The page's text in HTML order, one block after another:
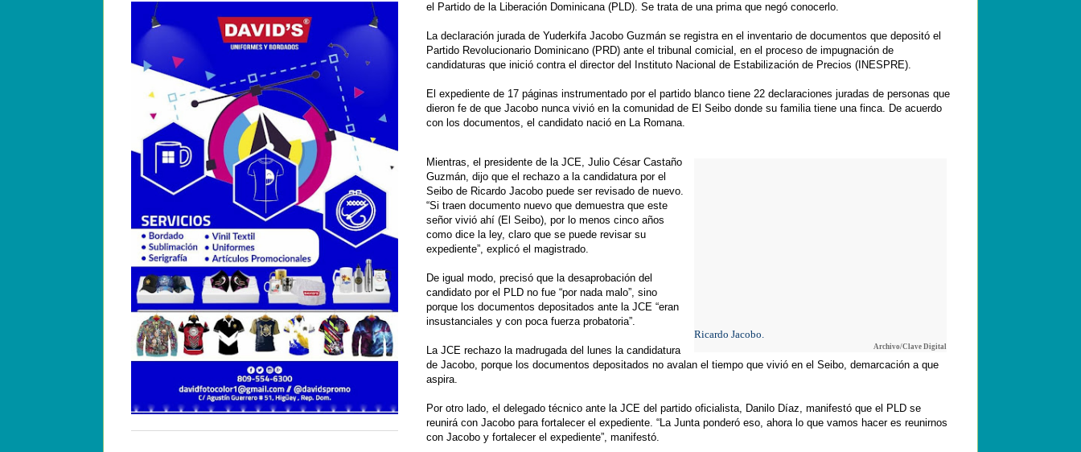
el Partido de la Liberación Dominicana (PLD). Se trata de una prima que negó conocerlo.
La declaración jurada de Yuderkifa Jacobo Guzmán se registra en el inventario de documentos que depositó el
Partido Revolucionario Dominicano (PRD) ante el tribunal comicial, en el proceso de impugnación de
candidaturas que inició contra el director del Instituto Nacional de Estabilización de Precios (INESPRE).
El expediente de 17 páginas instrumentado por el partido blanco tiene 22 declaraciones juradas de personas que
dieron fe de que Jacobo nunca vivió en la comunidad de El Seibo donde su familia tiene una finca. De acuerdo
con los documentos, el candidato nació en La Romana.
Ricardo Jacobo.
Archivo/Clave Digital
Mientras, el presidente de la JCE, Julio César Castaño
Guzmán, dijo que el rechazo a la candidatura por el
Seibo de Ricardo Jacobo puede ser revisado de nuevo.
“Si traen documento nuevo que demuestra que este
señor vivió ahí (El Seibo), por lo menos cinco años
como dice la ley, claro que se puede revisar su
expediente”, explicó el magistrado.
De igual modo, precisó que la desaprobación del
candidato por el PLD no fue “por nada malo”, sino
porque los documentos depositados ante la JCE “eran
insustanciales y con poca fuerza probatoria”.
La JCE rechazo la madrugada del lunes la candidatura
de Jacobo, porque los documentos depositados no avalan el tiempo que vivió en el Seibo, demarcación a que
aspira.
Por otro lado, el delegado técnico ante la JCE del partido oficialista, Danilo Díaz, manifestó que el PLD se
reunirá con Jacobo para fortalecer el expediente. “La Junta ponderó eso, ahora lo que vamos hacer es reunirnos
con Jacobo y fortalecer el expediente”, manifestó.